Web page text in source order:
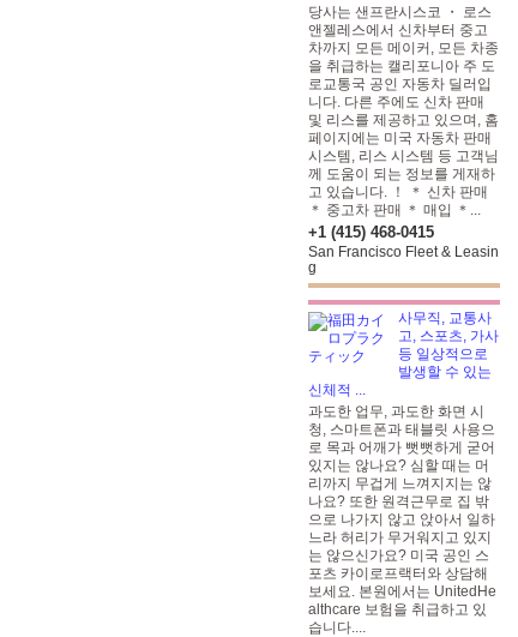
당사는 샌프란시스코 ・ 로스
앤젤레스에서 신차부터 중고
차까지 모든 메이커, 모든 차종
을 취급하는 캘리포니아 주 도
로교통국 공인 자동차 딜러입
니다. 다른 주에도 신차 판매
및 리스를 제공하고 있으며, 홈
페이지에는 미국 자동차 판매
시스템, 리스 시스템 등 고객님
께 도움이 되는 정보를 게재하
고 있습니다. ！ ＊ 신차 판매
＊ 중고차 판매 ＊ 매입 ＊...
+1 (415) 468-0415
San Francisco Fleet & Leasin
g
사무직, 교통사
고, 스포츠, 가사
등 일상적으로
발생할 수 있는
신체적 ...
과도한 업무, 과도한 화면 시
청, 스마트폰과 태블릿 사용으
로 목과 어깨가 뻣뻣하게 굳어
있지는 않나요? 심할 때는 머
리까지 무겁게 느껴지지는 않
나요? 또한 원격근무로 집 밖
으로 나가지 않고 앉아서 일하
느라 허리가 무거워지고 있지
는 않으신가요? 미국 공인 스
포츠 카이로프랙터와 상담해
보세요. 본원에서는 UnitedHe
althcare 보험을 취급하고 있
습니다....